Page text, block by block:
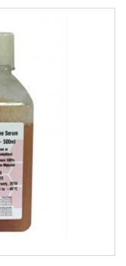
油等大田作物，瓜果蔬
播、基施均可，一般亩
干燥处保存。◆长时间
品效果。